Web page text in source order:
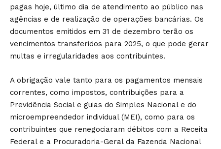
pagas hoje, último dia de atendimento ao público nas
agências e de realização de operações bancárias. Os
documentos emitidos em 31 de dezembro terão os
vencimentos transferidos para 2025, o que pode gerar
multas e irregularidades aos contribuintes.
A obrigação vale tanto para os pagamentos mensais
correntes, como impostos, contribuições para a
Previdência Social e guias do Simples Nacional e do
microempreendedor individual (MEI), como para os
contribuintes que renegociaram débitos com a Receita
Federal e a Procuradoria-Geral da Fazenda Nacional